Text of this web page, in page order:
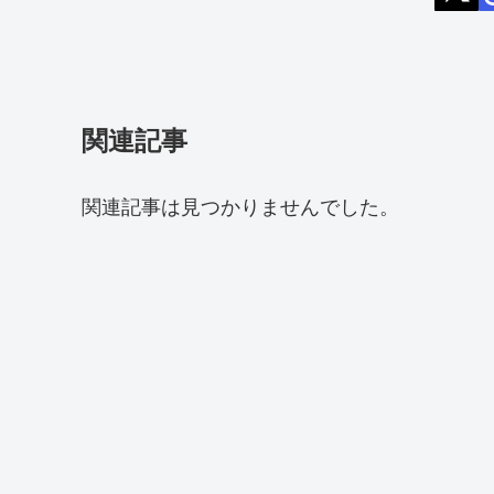
関連記事
関連記事は見つかりませんでした。